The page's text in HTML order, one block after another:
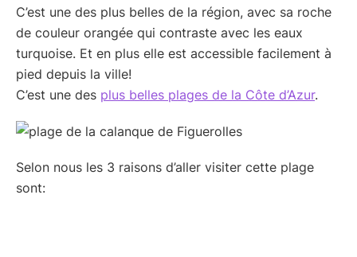
C’est une des plus belles de la région, avec sa roche
de couleur orangée qui contraste avec les eaux
turquoise. Et en plus elle est accessible facilement à
pied depuis la ville!
C’est une des plus belles plages de la Côte d’Azur.
Selon nous les 3 raisons d’aller visiter cette plage
sont: